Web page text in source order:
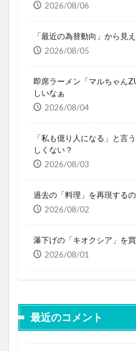
2026/08/06
「最近の為替動向」から見
2026/08/05
即席ラーメン「マルちゃん
しいなぁ
2026/08/04
「私も億り人になる」と言
しくない？
2026/08/03
過去の「料理」を再現する
2026/08/02
瀑下げの「キオクシア」を
2026/08/01
最近のコメント